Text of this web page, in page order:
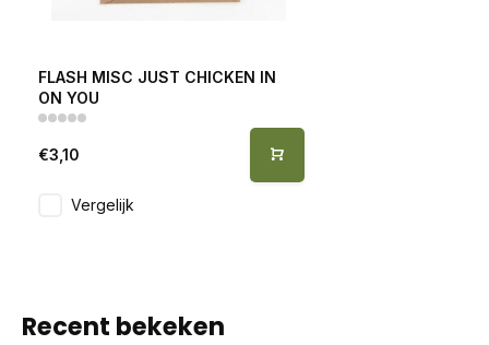
FLASH MISC JUST CHICKEN IN
ON YOU
€3,10
Vergelijk
Recent bekeken